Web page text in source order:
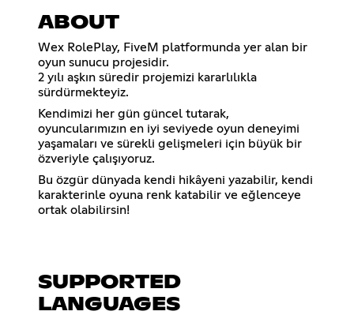
ABOUT
Wex RolePlay, FiveM platformunda yer alan bir
oyun sunucu projesidir.
2 yılı aşkın süredir projemizi kararlılıkla
sürdürmekteyiz.
Kendimizi her gün güncel tutarak,
oyuncularımızın en iyi seviyede oyun deneyimi
yaşamaları ve sürekli gelişmeleri için büyük bir
özveriyle çalışıyoruz.
Bu özgür dünyada kendi hikâyeni yazabilir, kendi
karakterinle oyuna renk katabilir ve eğlenceye
ortak olabilirsin!
SUPPORTED
LANGUAGES